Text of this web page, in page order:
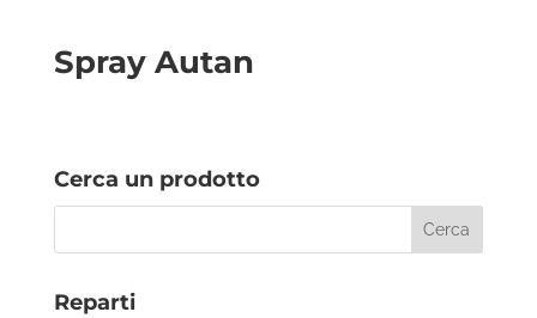
Spray Autan
Cerca un prodotto
Reparti